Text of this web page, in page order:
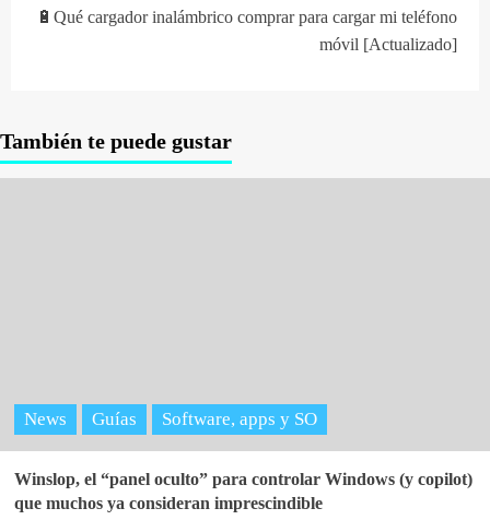
🔋Qué cargador inalámbrico comprar para cargar mi teléfono
móvil [Actualizado]
También te puede gustar
News Guías Software, apps y SO
Winslop, el “panel oculto” para controlar Windows (y copilot)
que muchos ya consideran imprescindible